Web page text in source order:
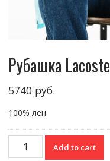
Рубашка Lacoste
5740руб.
100% лен
Рубашка
Lacoste
Add to cart